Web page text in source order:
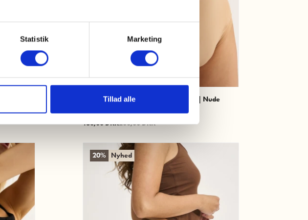
Statistik Marketing
Tillad alle
Stroptop m. support | Bambusviskose | Nude
160,00 DKK200,00 DKK
20% Nyhed